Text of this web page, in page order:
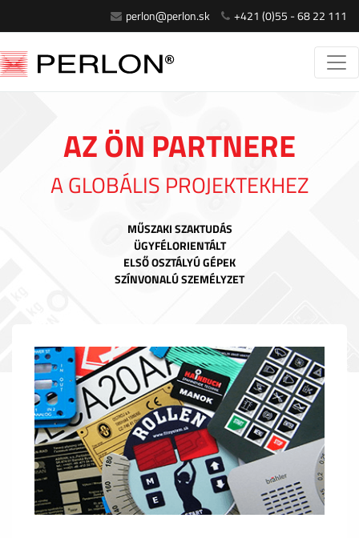
perlon@perlon.sk +421 (0)55 - 68 22 111
AZ ÖN PARTNERE
A GLOBÁLIS PROJEKTEKHEZ
MŰSZAKI SZAKTUDÁS
ÜGYFÉLORIENTÁLT
ELSŐ OSZTÁLYÚ GÉPEK
SZÍNVONALÚ SZEMÉLYZET